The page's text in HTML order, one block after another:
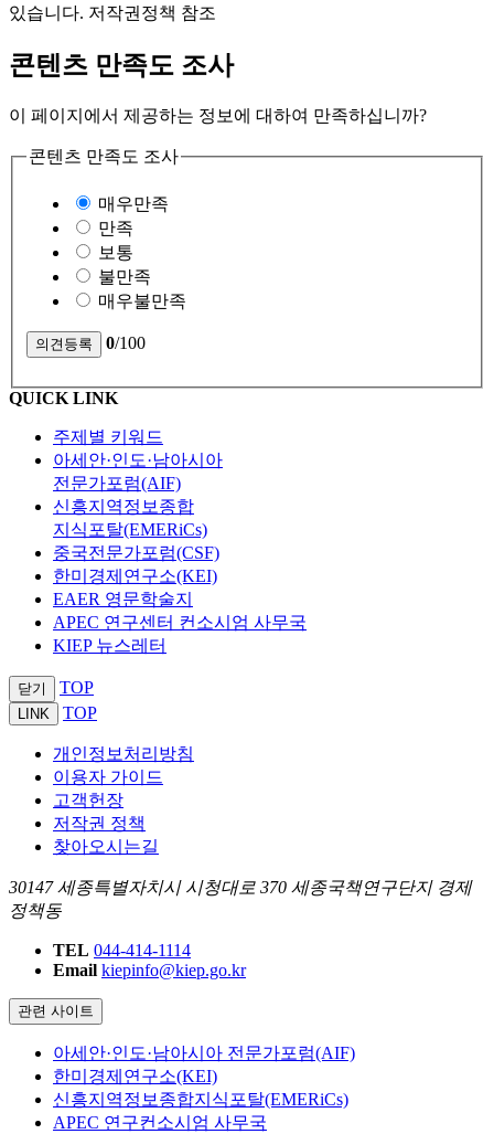
있습니다. 저작권정책 참조
콘텐츠 만족도 조사
이 페이지에서 제공하는 정보에 대하여 만족하십니까?
콘텐츠 만족도 조사
매우만족
만족
보통
불만족
매우불만족
0/100
QUICK LINK
주제별 키워드
아세안·인도·남아시아
전문가포럼(AIF)
신흥지역정보종합
지식포탈(EMERiCs)
중국전문가포럼(CSF)
한미경제연구소(KEI)
EAER 영문학술지
APEC 연구센터 컨소시엄 사무국
KIEP 뉴스레터
닫기 TOP
LINK TOP
개인정보처리방침
이용자 가이드
고객헌장
저작권 정책
찾아오시는길
30147 세종특별자치시 시청대로 370 세종국책연구단지 경제
정책동
TEL 044-414-1114
Email kiepinfo@kiep.go.kr
관련 사이트
아세안·인도·남아시아 전문가포럼(AIF)
한미경제연구소(KEI)
신흥지역정보종합지식포탈(EMERiCs)
APEC 연구컨소시엄 사무국